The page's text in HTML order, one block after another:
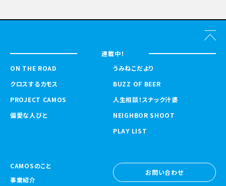
連載中！
ON THE ROAD
クロスするカモス
PROJECT CAMOS
偏愛な人びと
うみねこだより
BUZZ OF BEER
人生相談！スナック汁婆
NEIGHBOR SHOOT
PLAY LIST
CAMOSのこと
事業紹介
お問い合わせ